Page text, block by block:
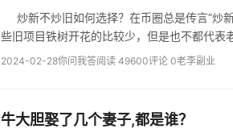
炒新不炒旧如何选择？在币圈总是传言“炒
2024-02-28你问我答阅读 49600评论 0老李副业
牛大胆娶了几个妻子,都是谁？